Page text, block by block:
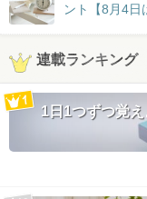
ント【8月4日
連載ランキング
1日1つずつ覚